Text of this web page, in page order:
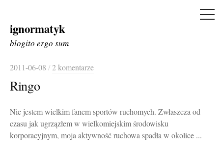
Skip
to
ignormatyk
blogito ergo sum
2011-06-08 /2 komentarze
Ringo
Nie jestem wielkim fanem sportów ruchomych. Zwłaszcza od
czasu jak ugrzązłem w wielkomiejskim środowisku
korporacyjnym, moja aktywność ruchowa spadła w okolice ...